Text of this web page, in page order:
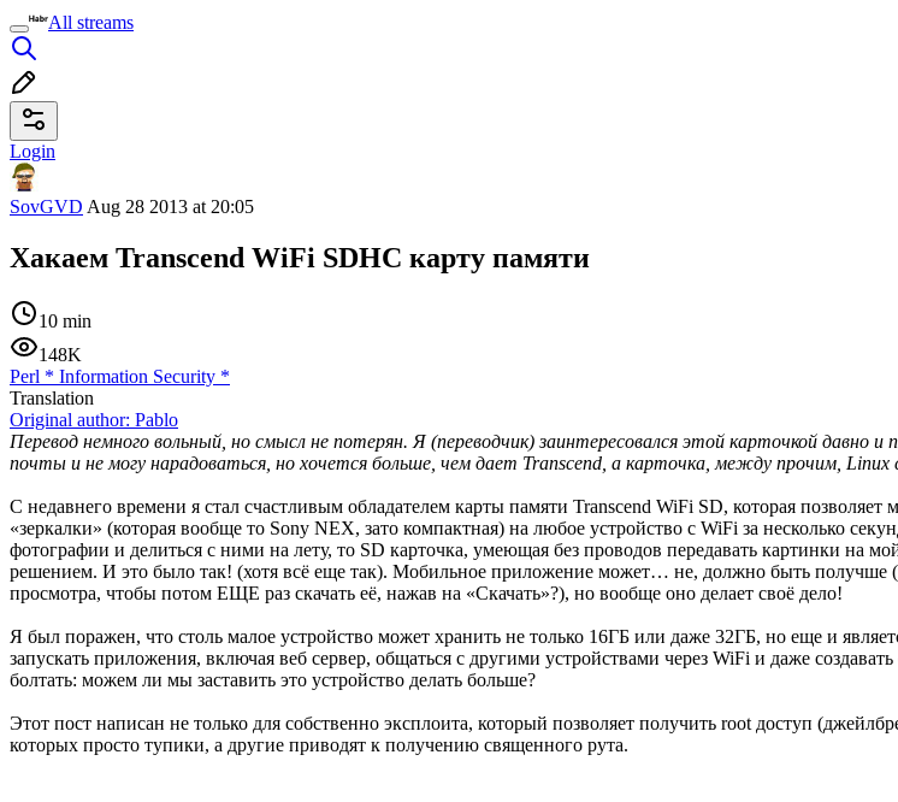
All streams
Login
SovGVD Aug 28 2013 at 20:05
Хакаем Transcend WiFi SDHC карту памяти
10 min
148K
Perl * Information Security *
Translation
Original author: Pablo
Перевод немного вольный, но смысл не потерян. Я (переводчик) заинтересовался этой карточкой давно и
почты и не могу нарадоваться, но хочется больше, чем дает Transcend, а карточка, между прочим, Linux
С недавнего времени я стал счастливым обладателем карты памяти Transcend WiFi SD, которая позволяет
«зеркалки» (которая вообще то Sony NEX, зато компактная) на любое устройство с WiFi за несколько
фотографии и делиться с ними на лету, то SD карточка, умеющая без проводов передавать картинки на
решением. И это было так! (хотя всё еще так). Мобильное приложение может… не, должно быть получше
просмотра, чтобы потом ЕЩЕ раз скачать её, нажав на «Скачать»?), но вообще оно делает своё дело!
Я был поражен, что столь малое устройство может хранить не только 16ГБ или даже 32ГБ, но еще и
запускать приложения, включая веб сервер, общаться с другими устройствами через WiFi и даже
болтать: можем ли мы заставить это устройство делать больше?
Этот пост написан не только для собственно эксплоита, который позволяет получить root доступ
которых просто тупики, а другие приводят к получению священного рута.